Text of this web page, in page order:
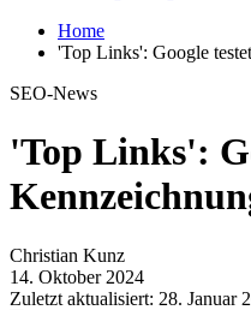
Home
'Top Links': Google
SEO-News
'Top Links':
Christian Kunz
14. Oktober 2024
Zuletzt aktualisiert: 28. Januar